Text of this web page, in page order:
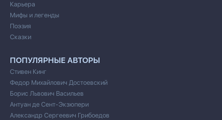
Карьера
Мифы и легенды
Поэзия
Сказки
ПОПУЛЯРНЫЕ АВТОРЫ
Стивен Кинг
Федор Михайлович Достоевский
Борис Львович Васильев
Антуан де Сент-Экзюпери
Александр Сергеевич Грибоедов